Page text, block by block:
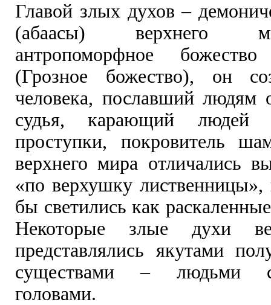
Главой злых духов –
(абаасы) верхнего
антропоморфное
(Грозное божество), он
человека, пославший людям
судья, карающий
проступки, покровитель
верхнего мира отличались
«по верхушку лиственницы»,
бы светились как
Некоторые злые духи
представлялись якутами
существами – людьми
головами.